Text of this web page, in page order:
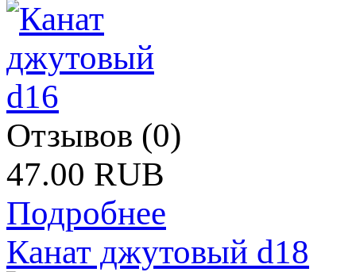
Отзывов (0)
47.00 RUB
Подробнее
Канат джутовый d18